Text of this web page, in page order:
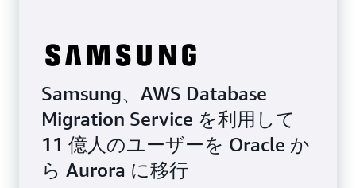
Samsung、AWS Database
Migration Service を利用して
11 億人のユーザーを Oracle か
ら Aurora に移行